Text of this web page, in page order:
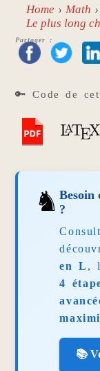
Home Math
Le plus long
Partager :
🔑 Code de
♞?
en L ,
4
📚